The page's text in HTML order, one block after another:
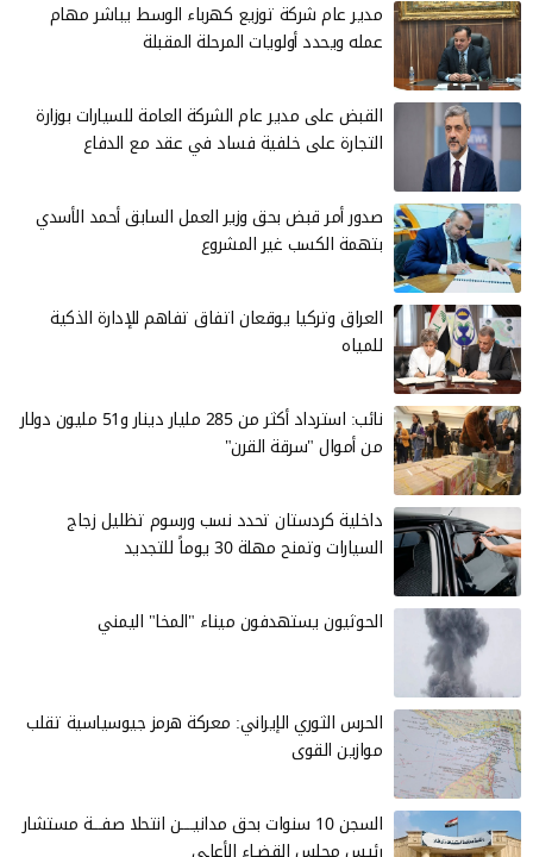
مدير عام شركة توزيع كهرباء الوسط يباشر مهام
عمله ويحدد أولويات المرحلة المقبلة
القبض على مدير عام الشركة العامة للسيارات بوزارة
التجارة على خلفية فساد في عقد مع الدفاع
صدور أمر قبض بحق وزير العمل السابق أحمد الأسدي
بتهمة الكسب غير المشروع
العراق وتركيا يوقعان اتفاق تفاهم للإدارة الذكية
للمياه
نائب: استرداد أكثر من 285 مليار دينار و51 مليون دولار
من أموال "سرقة القرن"
داخلية كردستان تحدد نسب ورسوم تظليل زجاج
السيارات وتمنح مهلة 30 يوماً للتجديد
الحوثيون يستهدفون ميناء "المخا" اليمني
الحرس الثوري الإيراني: معركة هرمز جيوسياسية تقلب
موازين القوى
السجن 10 سنوات بحق مدانيــــن انتحلا صفـــة مستشار